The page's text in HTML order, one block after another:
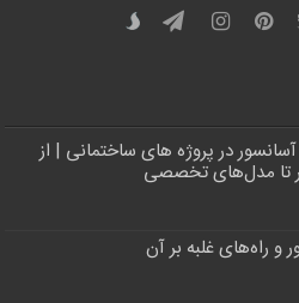
در پروژه‌ های ساختمانی | از
تا مدل‌های تخصصی
و راه‌های غلبه بر آن